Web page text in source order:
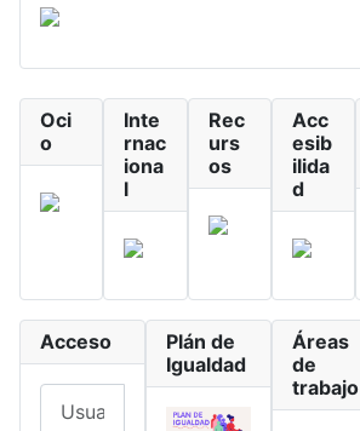
Oci
o
Inte
rnac
iona
l
Rec
urs
os
Acc
esib
ilida
d
Acceso
Plán de
Igualdad
Áreas
de
trabajo